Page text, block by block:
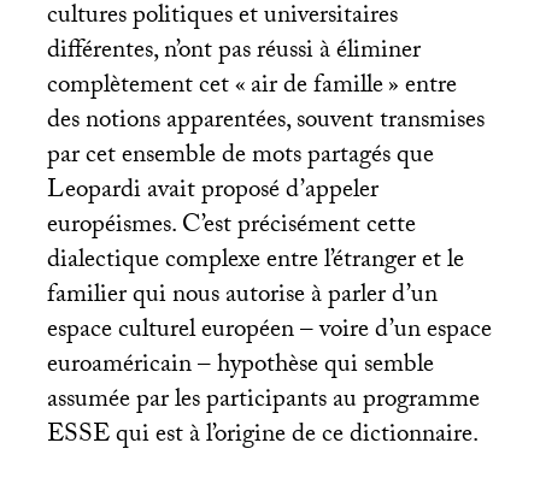
cultures politiques et universitaires
différentes, n’ont pas réussi à éliminer
complètement cet «air de famille» entre
des notions apparentées, souvent transmises
par cet ensemble de mots partagés que
Leopardi avait proposé d’appeler
européismes. C’est précisément cette
dialectique complexe entre l’étranger et le
familier qui nous autorise à parler d’un
espace culturel européen – voire d’un espace
euroaméricain – hypothèse qui semble
assumée par les participants au programme
ESSEqui est à l’origine de ce dictionnaire.